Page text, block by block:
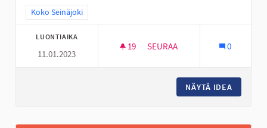
Rajaa tulokset teeman mukaan: Koko Seinäjoki
Koko Seinäjoki
LUONTIAIKA
11.01.2023
19 19 SEURAAJAA
SEURAA 0
NÄYTÄ IDEA